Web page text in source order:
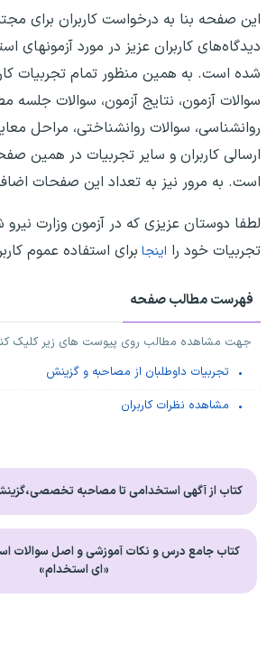
این صفحه بنا به درخواست کاربران برای
دیدگاه‌های کاربران عزیز در مورد آزمونهای
شده است. به همین منظور تمام تجربیات
سوالات آزمون، نتایج آزمون، سوالات جلسه
روانشناسی، سوالات روانشناختی، مراحل
ارسالی کاربران و سایر تجربیات در همین
است. به مرور نیز به تعداد این صفحات
لطفا دوستان عزیزی که در آزمون وزارت نیرو
تجربیات خود را اینجا برای استفاده عموم
فهرست مطالب صفحه
جهت مشاهده مطالب روی پیوست های زیر کلیک
تجربیات داوطلبان از مصاحبه و گزینش
مشاهده نظرات کاربران
کتاب از آگهی استخدامی تا مصاحبه
کتاب جامع درس و نکات آموزشی و اصل سوالات
«ای استخدام»